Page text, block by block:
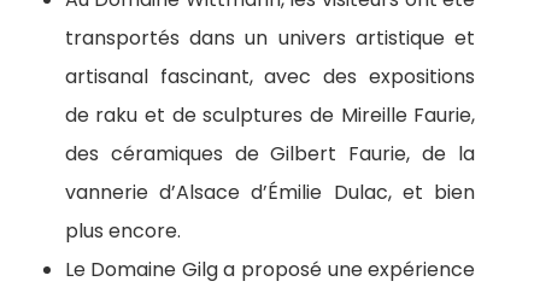
transportés dans un univers artistique et
artisanal fascinant, avec des expositions
de raku et de sculptures de Mireille Faurie,
des céramiques de Gilbert Faurie, de la
vannerie d’Alsace d’Émilie Dulac, et bien
plus encore.
Le Domaine Gilg a proposé une expérience